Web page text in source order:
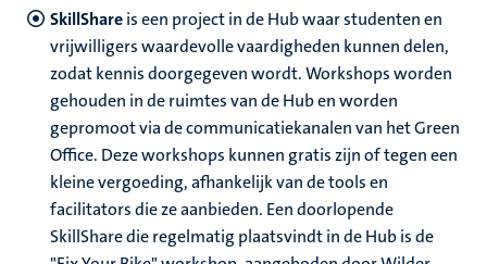
SkillShareis een project in de Hub waar studenten en
vrijwilligers waardevolle vaardigheden kunnen delen,
zodat kennis doorgegeven wordt. Workshops worden
gehouden in de ruimtes van de Hub en worden
gepromoot via de communicatiekanalen van het Green
Office. Deze workshops kunnen gratis zijn of tegen een
kleine vergoeding, afhankelijk van de tools en
facilitators die ze aanbieden. Een doorlopende
SkillShare die regelmatig plaatsvindt in de Hub is de